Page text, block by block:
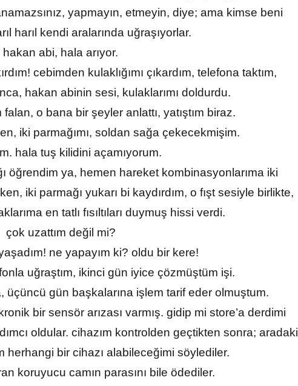
yapmayın, etmeyin, diye; ama kimse beni
harıl kendi aralarında uğraşıyorlar.
hakan abi, hala arıyor.
cebimden kulaklığımı çıkardım, telefona taktım,
hakan abinin sesi, kulaklarımı doldurdu.
o bana bir şeyler anlattı, yatıştım biraz.
iki parmağımı, soldan sağa çekecekmişim.
hala tuş kilidini açamıyorum.
öğrendim ya, hemen hareket kombinasyonlarıma iki
iki parmağı yukarı bi kaydırdım, o fışt sesiyle birlikte,
en tatlı fısıltıları duymuş hissi verdi.
çok uzattım değil mi?
ne yapayım ki? oldu bir kere!
uğraştım, ikinci gün iyice çözmüştüm işi.
üçüncü gün başkalarına işlem tarif eder olmuştum.
bir sensör arızası varmış. gidip mi store’a derdimi
oldular. cihazım kontrolden geçtikten sonra; aradaki
herhangi bir cihazı alabileceğimi söylediler.
koruyucu camın parasını bile ödediler.